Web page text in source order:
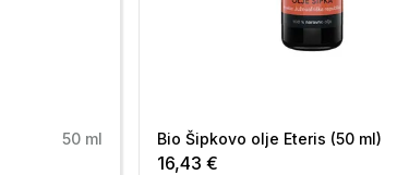
50 ml Bio Šipkovo olje Eteris (50 ml)
16,43 €